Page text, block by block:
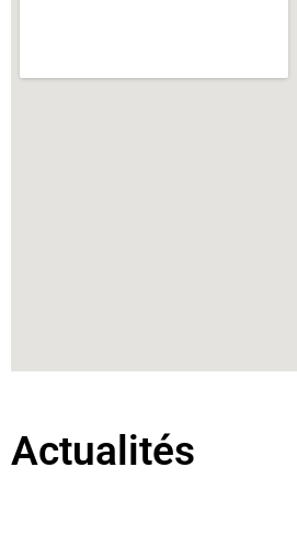
Actualités